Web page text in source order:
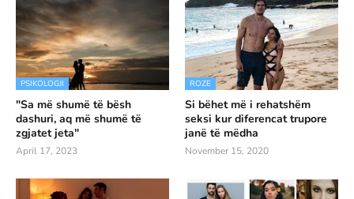
PSIKOLOGJI
"Sa më shumë të bësh
dashuri, aq më shumë të
zgjatet jeta"
April 17, 2023
ROZE
Si bëhet më i rehatshëm
seksi kur diferencat trupore
janë të mëdha
November 15, 2020